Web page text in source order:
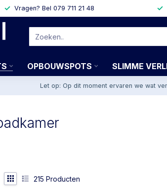
Vragen? Bel 079 711 21 48
OPBOUWSPOTS SLIMME
Let op: Op dit moment ervaren we wat
215 Producten